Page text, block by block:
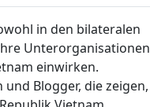
in den bilateralen
Unterorganisationen
einwirken.
Blogger, die zeigen,